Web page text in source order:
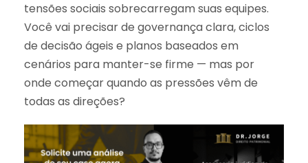
tensões sociais sobrecarregam suas equipes.
Você vai precisar de governança clara, ciclos
de decisão ágeis e planos baseados em
cenários para manter-se firme — mas por
onde começar quando as pressões vêm de
todas as direções?